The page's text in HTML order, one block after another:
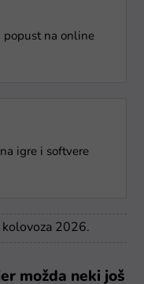
popust na online
igre i softvere
kolovoza 2026.
možda neki još